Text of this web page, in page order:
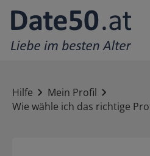
Hilfe
Mein Profil
Wie wähle ich das richtige